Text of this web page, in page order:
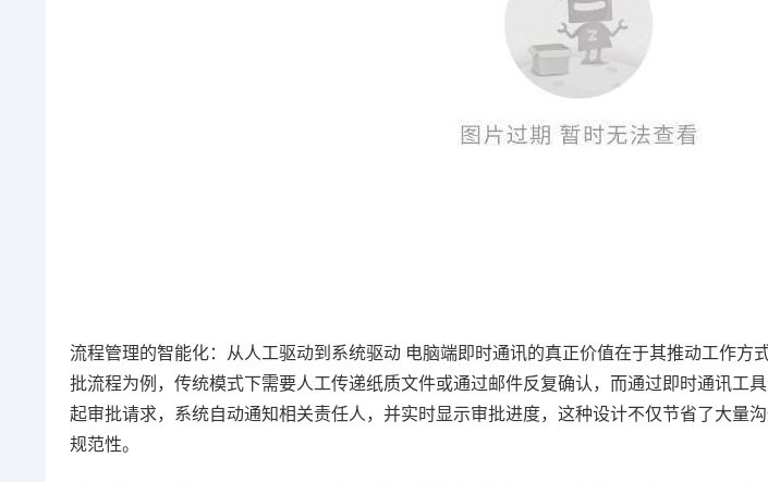
流程管理的智能化：从人工驱动到系统驱动 电脑端即时通讯的真正价值在于其推动工作方
批流程为例，传统模式下需要人工传递纸质文件或通过邮件反复确认，而通过即时通讯工
起审批请求，系统自动通知相关责任人，并实时显示审批进度，这种设计不仅节省了大量
规范性。